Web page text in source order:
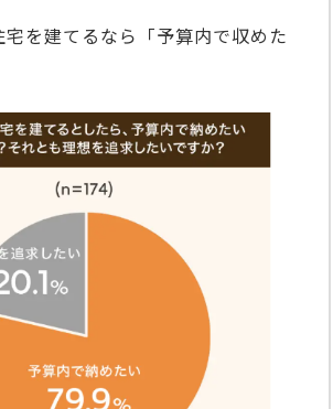
を建てるなら「予算内で収めた